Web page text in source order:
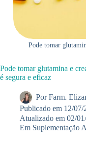
Pode tomar
Pode tomar glutamina e
é segura e eficaz
Por Farm.
Publicado em 12/07/
Atualizado em 02/
Em Suplementação